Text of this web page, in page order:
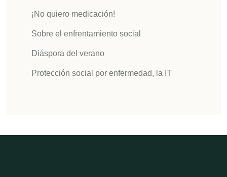
¡No quiero medicación!
Sobre el enfrentamiento social
Diáspora del verano
Protección social por enfermedad, la IT